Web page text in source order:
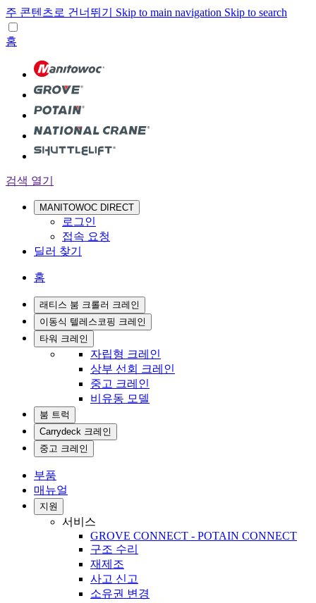
주 콘텐츠로 건너뛰기 Skip to main navigation Skip to search
홈
검색 열기
MANITOWOC DIRECT
로그인
접속 요청
딜러 찾기
홈
래티스 붐 크롤러 크레인
이동식 텔레스코핑 크레인
타워 크레인
자립형 크레인
상부 선회 크레인
중고 크레인
비유동 모델
붐 트럭
Carrydeck 크레인
중고 크레인
부품
매뉴얼
지원
서비스
GROVE CONNECT - POTAIN CONNECT
구조 수리
재제조
사고 신고
소유권 변경